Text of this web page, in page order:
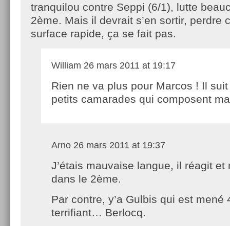
tranquilou contre Seppi (6/1), lutte
2ème. Mais il devrait s’en sortir, perdre
surface rapide, ça se fait pas.
William 26 mars 2011 at 19:17
Rien ne va plus pour Marcos ! Il
petits camarades qui composent
Arno 26 mars 2011 at 19:37
J’étais mauvaise langue, il réagit et
dans le 2ème.
Par contre, y’a Gulbis qui est mené
terrifiant… Berlocq.